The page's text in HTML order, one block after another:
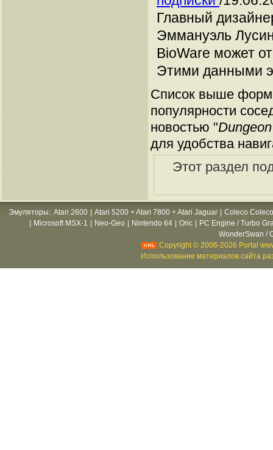
Главный
Эммануэль
BioWare может
Этими данными
Список выше
популярности
новостью "
для удобства
Этот раздел
Эмуляторы : Atari 2600 Atari 5200 + Atari 7800 + Atari Jaguar
Coleco
Microsoft MSX-1 Neo-Geo Nintendo 64 Oric
PC Engine / Turbo
WonderSwan /
Copyright © 2006-2026 Portal
Использование материалов сайта